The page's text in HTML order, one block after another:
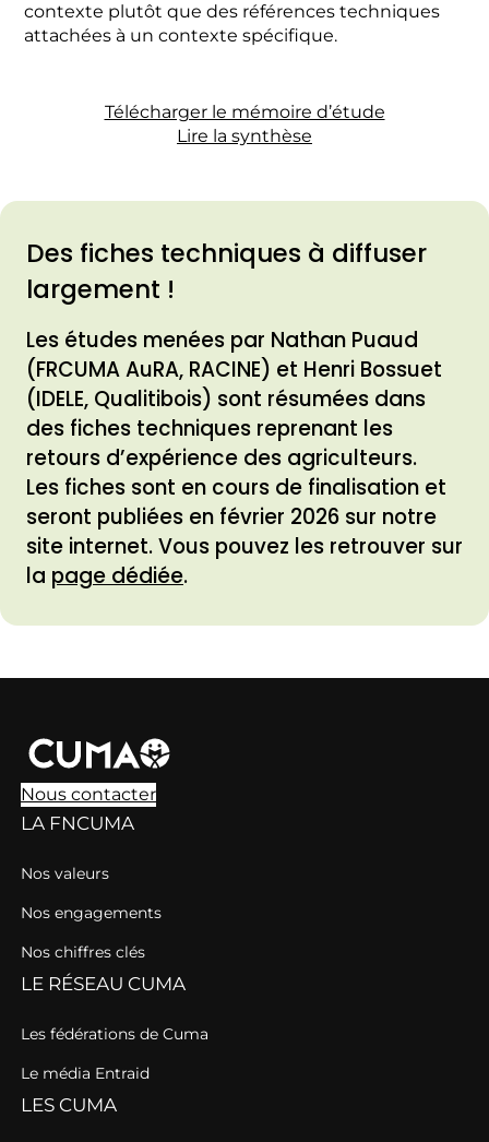
contexte plutôt que des références techniques
attachées à un contexte spécifique.
Télécharger le mémoire d’étude
Lire la synthèse
Des fiches techniques à diffuser
largement !
Les études menées par Nathan Puaud
(FRCUMA AuRA, RACINE) et Henri Bossuet
(IDELE, Qualitibois) sont résumées dans
des fiches techniques reprenant les
retours d’expérience des agriculteurs.
Les fiches sont en cours de finalisation et
seront publiées en février 2026 sur notre
site internet. Vous pouvez les retrouver sur
la page dédiée.
Nous contacter
LA FNCUMA
Nos valeurs
Nos engagements
Nos chiffres clés
LE RÉSEAU CUMA
Les fédérations de Cuma
Le média Entraid
LES CUMA